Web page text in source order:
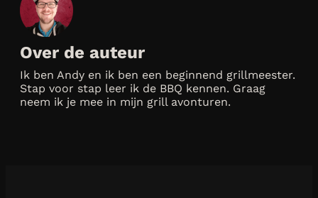
Over de auteur
Ik ben Andy en ik ben een beginnend grillmeester.
Stap voor stap leer ik de BBQ kennen. Graag
neem ik je mee in mijn grill avonturen.